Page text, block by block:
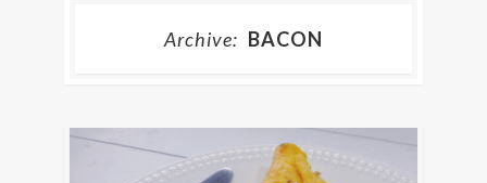
Archive: BACON